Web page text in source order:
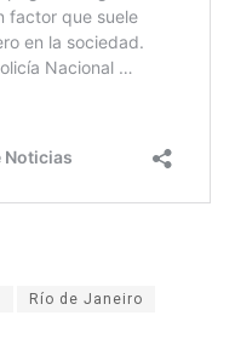
Río de Janeiro